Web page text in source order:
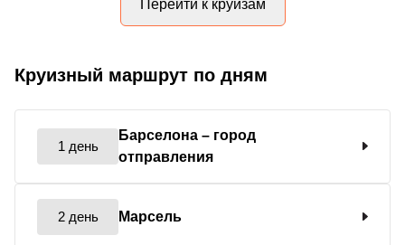
Перейти к круизам
Круизный маршрут по дням
1 день
Барселона – город
отправления
2 день Марсель